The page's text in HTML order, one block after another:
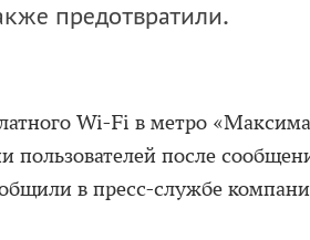
предотвратили.
Wi-Fi в метро
пользователей после
в пресс-службе